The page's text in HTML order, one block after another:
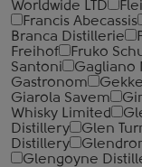
Worldwide LTD
Francis Abecassis
Branca Distillerie
Freihof
Fruko
Santoni
Gagliano
Gastronom
Giarola Savem
Whisky Limited
Distillery
Glen
Distillery
Glengoyne